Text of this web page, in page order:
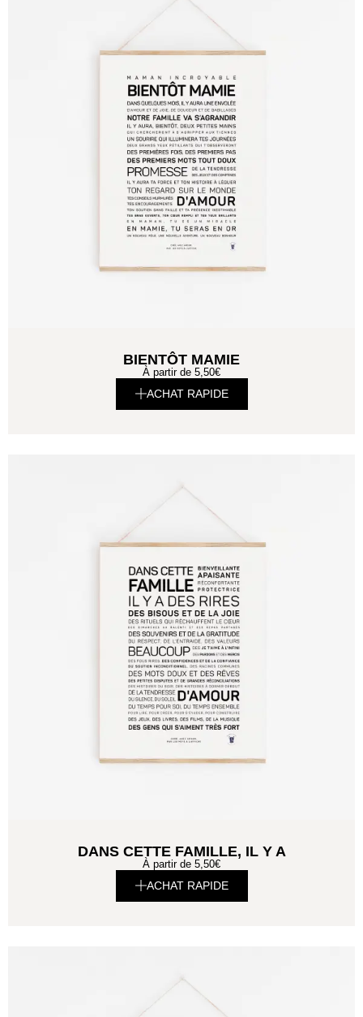
BIENTÔT MAMIE
À partir de 5,50€
ACHAT RAPIDE
DANS CETTE FAMILLE, IL Y A
À partir de 5,50€
ACHAT RAPIDE